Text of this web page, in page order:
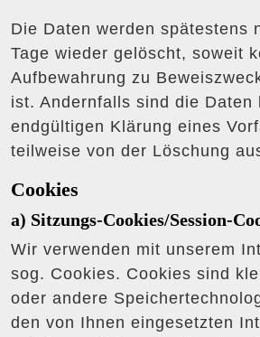
Die Daten werden spätestens
Tage wieder gelöscht, soweit
Aufbewahrung zu
ist. Andernfalls sind die Daten
endgültigen Klärung eines
teilweise von der Löschung
Cookies
a) Sitzungs-Cookies/Session-
Wir verwenden mit unserem
sog. Cookies. Cookies sind
oder andere
den von Ihnen eingesetzten